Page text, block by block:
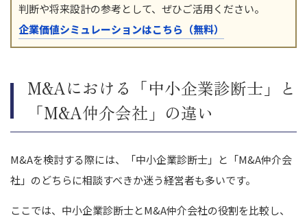
判断や将来設計の参考として、ぜひご活用ください。
企業価値シミュレーションはこちら（無料）
M&Aにおける「中小企業診断士」と
「M&A仲介会社」の違い
M&Aを検討する際には、「中小企業診断士」と「M&A仲介会
社」のどちらに相談すべきか迷う経営者も多いです。
ここでは、中小企業診断士とM&A仲介会社の役割を比較し、